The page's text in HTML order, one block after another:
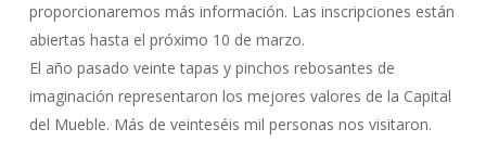
proporcionaremos más información. Las inscripciones están
abiertas hasta el próximo 10 de marzo.
El año pasado veinte tapas y pinchos rebosantes de
imaginación representaron los mejores valores de la Capital
del Mueble. Más de veinteséis mil personas nos visitaron.